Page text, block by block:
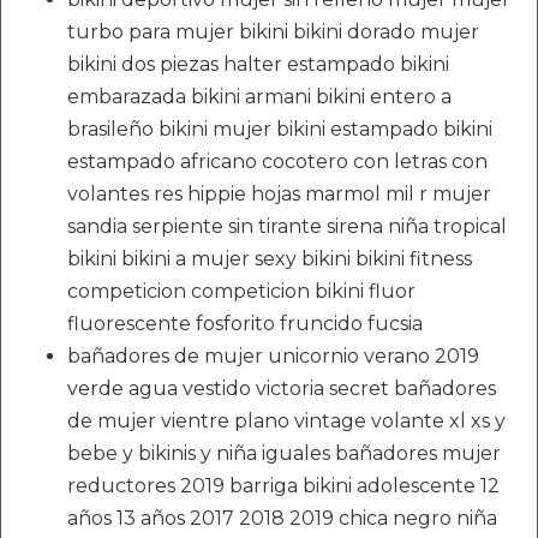
turbo para mujer bikini bikini dorado mujer
bikini dos piezas halter estampado bikini
embarazada bikini armani bikini entero a
brasileño bikini mujer bikini estampado bikini
estampado africano cocotero con letras con
volantes res hippie hojas marmol mil r mujer
sandia serpiente sin tirante sirena niña tropical
bikini bikini a mujer sexy bikini bikini fitness
competicion competicion bikini fluor
fluorescente fosforito fruncido fucsia
bañadores de mujer unicornio verano 2019
verde agua vestido victoria secret bañadores
de mujer vientre plano vintage volante xl xs y
bebe y bikinis y niña iguales bañadores mujer
reductores 2019 barriga bikini adolescente 12
años 13 años 2017 2018 2019 chica negro niña